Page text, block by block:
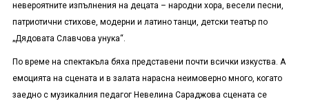
невероятните изпълнения на децата – народни хора, весели песни,
патриотични стихове, модерни и латино танци, детски театър по
„Дядовата Славчова унука“.
По време на спектакъла бяха представени почти всички изкуства. А
емоцията на сцената и в залата нарасна неимоверно много, когато
заедно с музикалния педагог Невелина Сараджова сцената се